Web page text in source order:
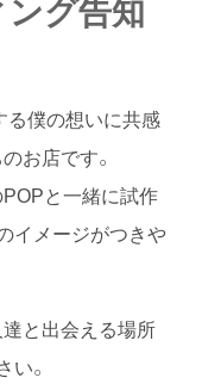
る僕の想いに共感
お店です。
と一緒に試作
イメージがつきや
と出会える場所
。